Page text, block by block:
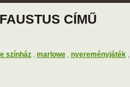
CÍMŰ
színház , marlowe , nyereményjáték ,